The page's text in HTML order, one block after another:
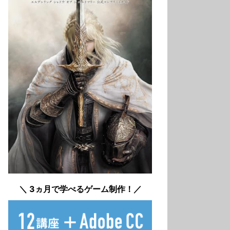
＼ 3ヵ月で学べるゲーム制作！／